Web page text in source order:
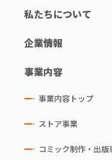
私たちについて
企業情報
事業内容
事業内容トップ
ストア事業
コミック制作・出版